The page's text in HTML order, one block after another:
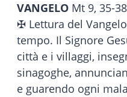
VANGELO Mt 9, 35-38
✠ Lettura del
tempo. Il Signore
città e i villaggi,
sinagoghe,
e guarendo ogni